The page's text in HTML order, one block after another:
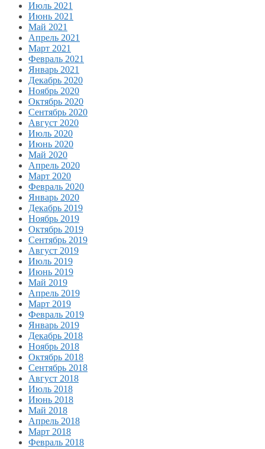
Июль 2021
Июнь 2021
Май 2021
Апрель 2021
Март 2021
Февраль 2021
Январь 2021
Декабрь 2020
Ноябрь 2020
Октябрь 2020
Сентябрь 2020
Август 2020
Июль 2020
Июнь 2020
Май 2020
Апрель 2020
Март 2020
Февраль 2020
Январь 2020
Декабрь 2019
Ноябрь 2019
Октябрь 2019
Сентябрь 2019
Август 2019
Июль 2019
Июнь 2019
Май 2019
Апрель 2019
Март 2019
Февраль 2019
Январь 2019
Декабрь 2018
Ноябрь 2018
Октябрь 2018
Сентябрь 2018
Август 2018
Июль 2018
Июнь 2018
Май 2018
Апрель 2018
Март 2018
Февраль 2018